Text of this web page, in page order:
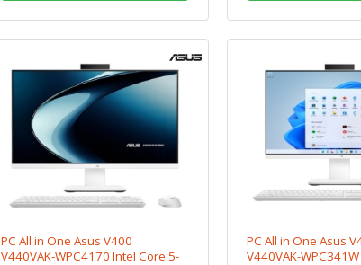
PC All in One Asus V400
V440VAK-WPC4170 Intel Core 5-
PC All in One Asus
V440VAK-